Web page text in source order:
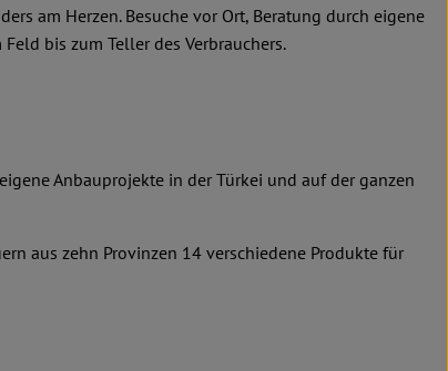
am Herzen. Besuche vor Ort, Beratung durch eigene
bis zum Teller des Verbrauchers.
Anbauprojekte in der Türkei und auf der ganzen
aus zehn Provinzen 14 verschiedene Produkte für